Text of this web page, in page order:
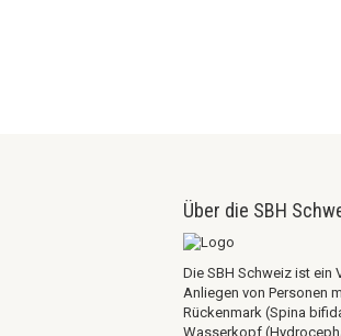
Über die SBH
Die SBH Schweiz ist ein
Anliegen von Personen
Rückenmark (Spina
Wasserkopf